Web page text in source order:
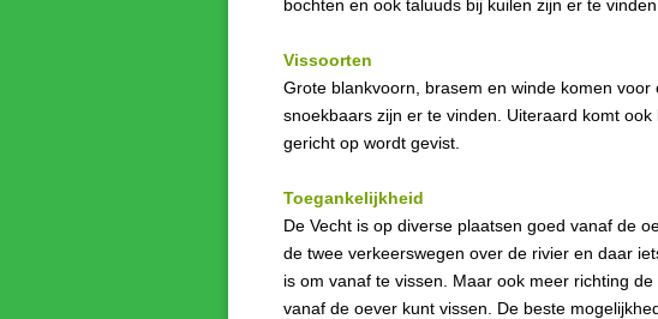
bochten en ook taluuds bij kuilen zijn er te
Vissoorten
Grote blankvoorn, brasem en winde komen
snoekbaars zijn er te vinden. Uiteraard komt
gericht op wordt gevist.
Toegankelijkheid
De Vecht is op diverse plaatsen goed vanaf de
de twee verkeerswegen over de rivier en daar
is om vanaf te vissen. Maar ook meer richting
vanaf de oever kunt vissen. De beste